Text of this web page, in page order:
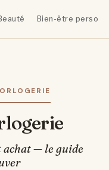
Bien-être
achat — le guide